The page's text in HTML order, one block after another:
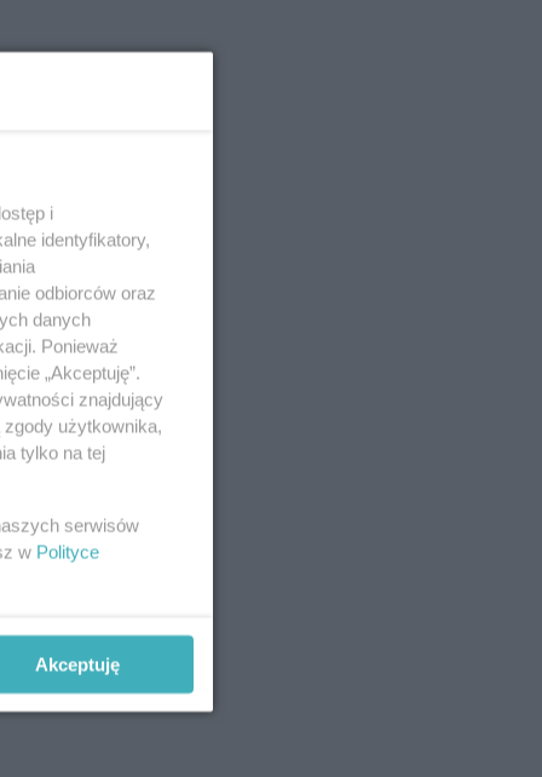
i
identyfikatory,
odbiorców oraz
danych
Ponieważ
„Akceptuję”.
znajdujący
użytkownika,
tylko na tej
serwisów
w Polityce
Akceptuję